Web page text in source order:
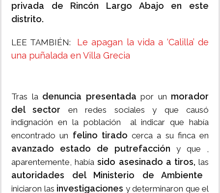
privada de Rincón Largo Abajo en este
distrito.
LEE TAMBIÉN: Le apagan la vida a ‘Calilla’ de
una puñalada en Villa Grecia
Tras la denuncia presentada por un morador
del sector en redes sociales y que causó
indignación en la población al indicar que había
encontrado un felino tirado cerca a su finca en
avanzado estado de putrefacción y que ,
aparentemente, habíasido asesinado a tiros, las
autoridades del Ministerio de Ambiente
iniciaron las investigaciones y determinaron que el